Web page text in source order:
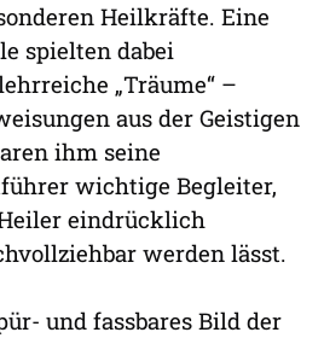
Heilkräfte. Eine
spielten dabei
„Träume“ –
aus der Geistigen
ihm seine
wichtige Begleiter,
eindrücklich
werden lässt.
und fassbares Bild der